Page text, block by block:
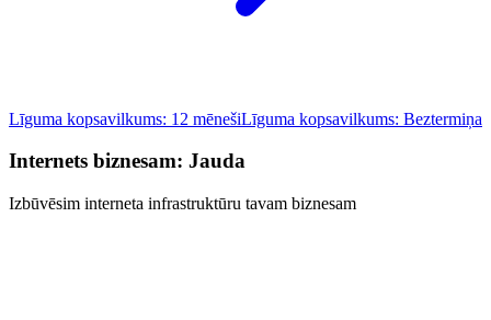
Līguma kopsavilkums: 12 mēnešiLīguma kopsavilkums: Beztermiņa
Internets biznesam: Jauda
Izbūvēsim interneta infrastruktūru tavam biznesam